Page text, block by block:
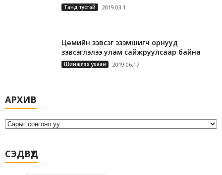
Танд тустай 2019.03.1
Цөмийн зэвсэг эзэмшигч орнууд
зэвсэглэлээ улам сайжруулсаар байна
Шинжлэх ухаан 2019.06.17
АРХИВ
и
СЭДВҮҮД